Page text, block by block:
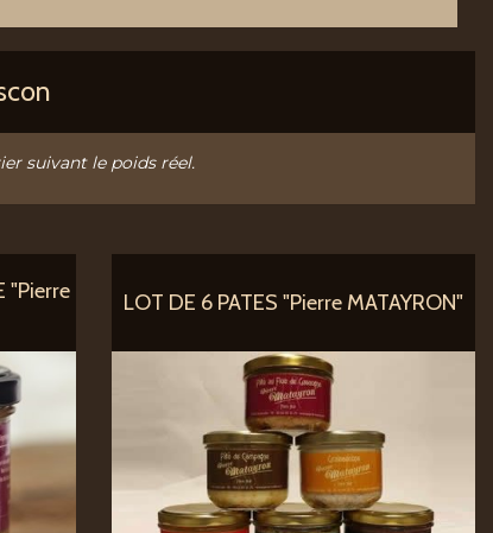
suivant le poids réel.
"Pierre
LOT DE 6 PATES "Pierre MATAYRON"